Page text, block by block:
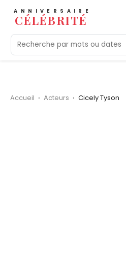
ANNIVERSAIRE
CÉLÉBRITÉ
Aujourd'hui Tendances
Accueil › Acteurs › Cicely Tyson